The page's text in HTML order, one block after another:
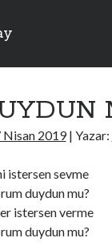
Nisan 2019| Yazar:
istersen sevme
duydun mu?
istersen verme
duydun mu?